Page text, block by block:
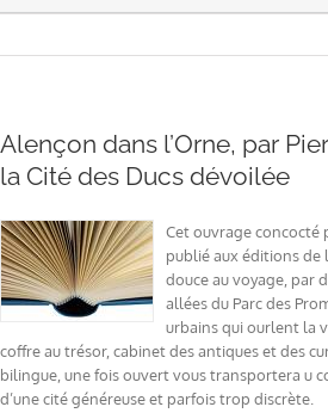
Alençon dans l’Orne, par
la Cité des Ducs dévoilée
Cet ouvrage concocté
publié aux éditions de
douce au voyage, par
allées du Parc des
urbains qui ourlent la
coffre au trésor, cabinet des antiques et des
bilingue, une fois ouvert vous transportera u
d’une cité généreuse et parfois trop discrète.